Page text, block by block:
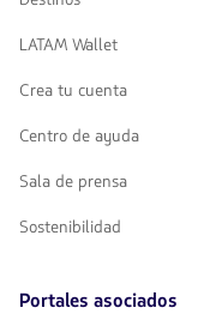
LATAM Wallet
Crea tu cuenta
Centro de ayuda
Sala de prensa
Sostenibilidad
Portales asociados